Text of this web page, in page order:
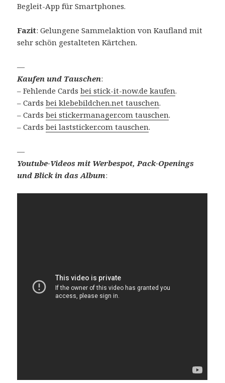
Begleit-App für Smartphones.
Fazit: Gelungene Sammelaktion von Kaufland mit
sehr schön gestalteten Kärtchen.
—
Kaufen und Tauschen:
– Fehlende Cardsbei stick-it-now.de kaufen.
– Cardsbei klebebildchen.net tauschen.
– Cardsbei stickermanager.com tauschen.
– Cardsbei laststicker.com tauschen.
—
Youtube-Videos mit Werbespot, Pack-Openings
und Blick in das Album: